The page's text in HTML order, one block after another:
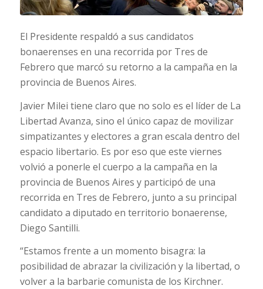
El Presidente respaldó a sus candidatos
bonaerenses en una recorrida por Tres de
Febrero que marcó su retorno a la campaña en la
provincia de Buenos Aires.
Javier Milei tiene claro que no solo es el líder de La
Libertad Avanza, sino el único capaz de movilizar
simpatizantes y electores a gran escala dentro del
espacio libertario. Es por eso que este viernes
volvió a ponerle el cuerpo a la campaña en la
provincia de Buenos Aires y participó de una
recorrida en Tres de Febrero, junto a su principal
candidato a diputado en territorio bonaerense,
Diego Santilli.
“Estamos frente a un momento bisagra: la
posibilidad de abrazar la civilización y la libertad, o
volver a la barbarie comunista de los Kirchner.